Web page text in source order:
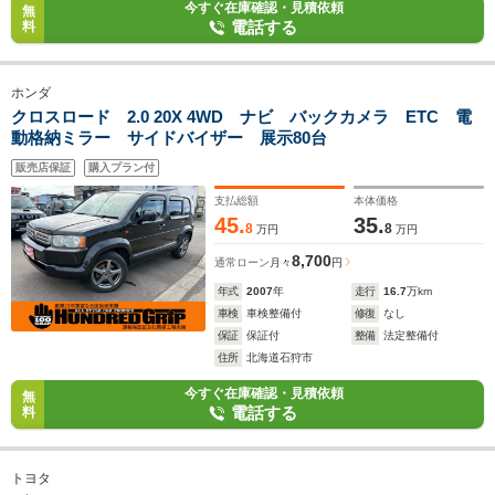
無
料
今すぐ在庫確認・見積依頼
電話する
ホンダ
クロスロード 2.0 20X 4WD ナビ バックカメラ ETC 電
動格納ミラー サイドバイザー 展示80台
販売店保証 購入プラン付
支払総額
45.8 万円
本体価格
35.8 万円
通常ローン 月々8,700円
年式 2007年 走行 16.7万km
車検
車検整備付 修復
なし
保証
保証付 整備
法定整備付
住所
北海道石狩市
無
料
今すぐ在庫確認・見積依頼
電話する
トヨタ